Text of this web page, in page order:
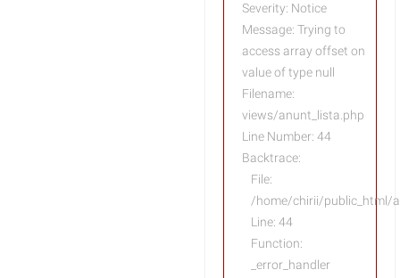
Severity: Notice
Message: Trying to
access array offset on
value of type null
Filename:
views/anunt_lista.php
Line Number: 44
Backtrace:
File:
/home/chirii/public_html/
Line: 44
Function:
_error_handler